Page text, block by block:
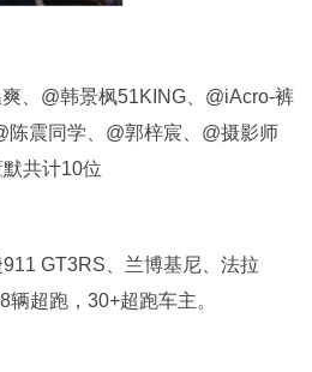
、@韩景枫51KING、@iAcro-裤
陈震同学、@郭梓宸、@摄影师
共计10位
GT3RS、兰博基尼、法拉
超跑，30+超跑车主。